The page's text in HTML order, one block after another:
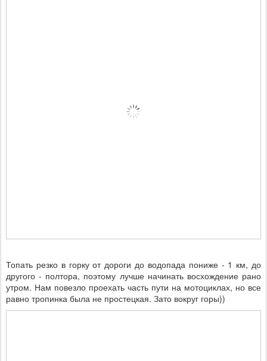
Топать резко в горку от дороги до водопада пониже - 1 км, до
другого - полтора, поэтому лучше начинать восхождение рано
утром. Нам повезло проехать часть пути на мотоциклах, но все
равно тропинка была не простецкая. Зато вокруг горы))